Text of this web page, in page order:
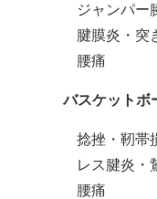
ジャンパー
腱膜炎・突
腰痛
バスケットボ
捻挫・靭帯
レス腱炎・
腰痛